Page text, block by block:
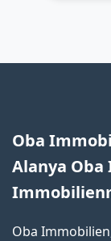
Oba
Alanya
Oba